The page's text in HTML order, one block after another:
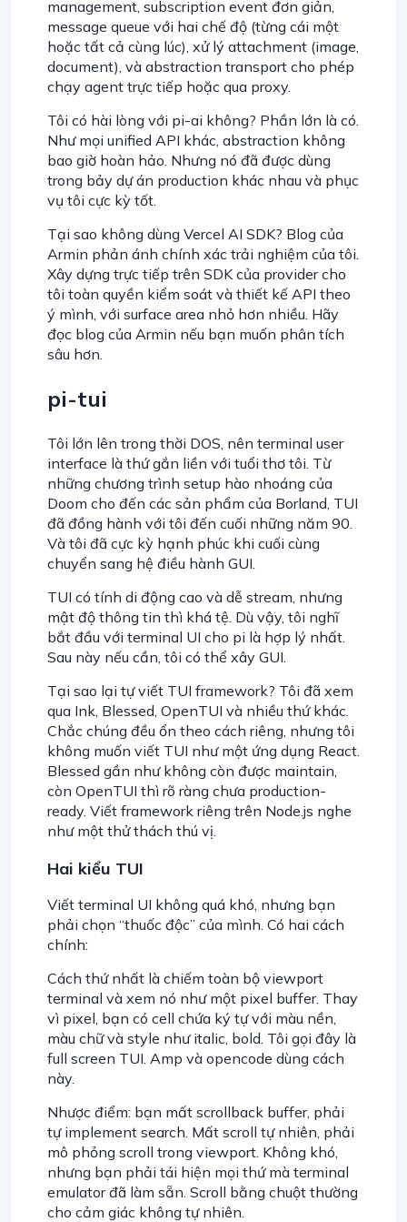
management, subscription event đơn giản,
message queue với hai chế độ (từng cái một
hoặc tất cả cùng lúc), xử lý attachment (image,
document), và abstraction transport cho phép
chạy agent trực tiếp hoặc qua proxy.
Tôi có hài lòng với pi-ai không? Phần lớn là có.
Như mọi unified API khác, abstraction không
bao giờ hoàn hảo. Nhưng nó đã được dùng
trong bảy dự án production khác nhau và phục
vụ tôi cực kỳ tốt.
Tại sao không dùng Vercel AI SDK? Blog của
Armin phản ánh chính xác trải nghiệm của tôi.
Xây dựng trực tiếp trên SDK của provider cho
tôi toàn quyền kiểm soát và thiết kế API theo
ý mình, với surface area nhỏ hơn nhiều. Hãy
đọc blog của Armin nếu bạn muốn phân tích
sâu hơn.
pi-tui
Tôi lớn lên trong thời DOS, nên terminal user
interface là thứ gắn liền với tuổi thơ tôi. Từ
những chương trình setup hào nhoáng của
Doom cho đến các sản phẩm của Borland, TUI
đã đồng hành với tôi đến cuối những năm 90.
Và tôi đã cực kỳ hạnh phúc khi cuối cùng
chuyển sang hệ điều hành GUI.
TUI có tính di động cao và dễ stream, nhưng
mật độ thông tin thì khá tệ. Dù vậy, tôi nghĩ
bắt đầu với terminal UI cho pi là hợp lý nhất.
Sau này nếu cần, tôi có thể xây GUI.
Tại sao lại tự viết TUI framework? Tôi đã xem
qua Ink, Blessed, OpenTUI và nhiều thứ khác.
Chắc chúng đều ổn theo cách riêng, nhưng tôi
không muốn viết TUI như một ứng dụng React.
Blessed gần như không còn được maintain,
còn OpenTUI thì rõ ràng chưa production-
ready. Viết framework riêng trên Node.js nghe
như một thử thách thú vị.
Hai kiểu TUI
Viết terminal UI không quá khó, nhưng bạn
phải chọn “thuốc độc” của mình. Có hai cách
chính:
Cách thứ nhất là chiếm toàn bộ viewport
terminal và xem nó như một pixel buffer. Thay
vì pixel, bạn có cell chứa ký tự với màu nền,
màu chữ và style như italic, bold. Tôi gọi đây là
full screen TUI. Amp và opencode dùng cách
này.
Nhược điểm: bạn mất scrollback buffer, phải
tự implement search. Mất scroll tự nhiên, phải
mô phỏng scroll trong viewport. Không khó,
nhưng bạn phải tái hiện mọi thứ mà terminal
emulator đã làm sẵn. Scroll bằng chuột thường
cho cảm giác không tự nhiên.